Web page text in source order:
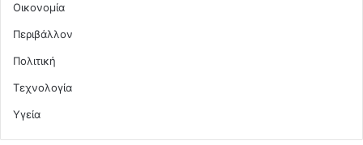
Οικονομία
Περιβάλλον
Πολιτική
Τεχνολογία
Υγεία